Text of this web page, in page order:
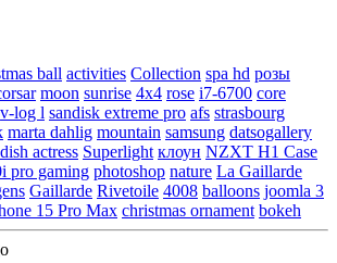
ball activities Collection spa hd розы
moon sunrise 4x4 rose i7-6700 core
v-log l sandisk extreme pro afs strasbourg
marta dahlig mountain samsung datsogallery
actress Superlight клоун NZXT H1 Case
pro gaming photoshop nature La Gaillarde
Gaillarde Rivetoile 4008 balloons joomla 3
15 Pro Max christmas ornament bokeh